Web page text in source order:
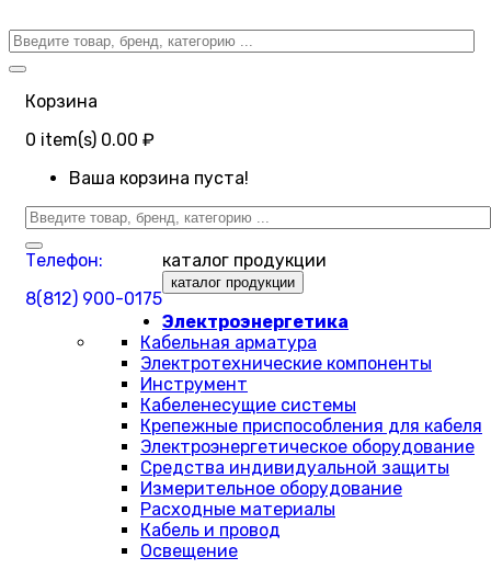
Корзина
0 item(s) 0.00 ₽
Ваша корзина пуста!
Телефон:
8(812) 900-0175
каталог продукции
каталог продукции
Электроэнергетика
Кабельная арматура
Электротехнические компоненты
Инструмент
Кабеленесущие системы
Крепежные приспособления для кабеля
Электроэнергетическое оборудование
Средства индивидуальной защиты
Измерительное оборудование
Расходные материалы
Кабель и провод
Освещение